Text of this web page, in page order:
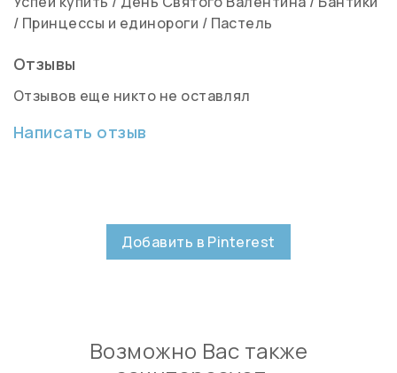
/ Принцессы и единороги / Пастель
Отзывы
Отзывов еще никто не оставлял
Написать отзыв
Добавить в Pinterest
Возможно Вас также